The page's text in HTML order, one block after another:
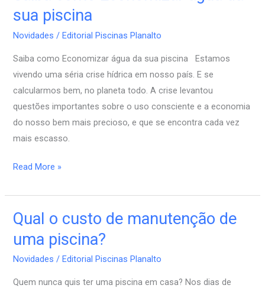
sua piscina
Novidades /Editorial Piscinas Planalto
Saiba como Economizar água da sua piscina Estamos
vivendo uma séria crise hídrica em nosso país. E se
calcularmos bem, no planeta todo. A crise levantou
questões importantes sobre o uso consciente e a economia
do nosso bem mais precioso, e que se encontra cada vez
mais escasso.
Economizar
água
da
sua
piscina
Read More »
Qual o custo de manutenção de
uma piscina?
Novidades /Editorial Piscinas Planalto
Quem nunca quis ter uma piscina em casa? Nos dias de
Qual
custo
de
manutenção